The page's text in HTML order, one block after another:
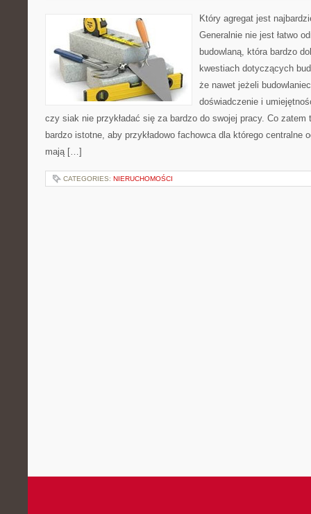
Który agregat jest
Generalnie nie jest łatwo
budowlaną, która bardzo
kwestiach dotyczących
że nawet jeżeli
doświadczenie i
czy siak nie przykładać się za bardzo do swojej pracy. Co zatem
bardzo istotne, aby przykładowo fachowca dla którego centralne
mają […]
CATEGORIES: NIERUCHOMOŚCI